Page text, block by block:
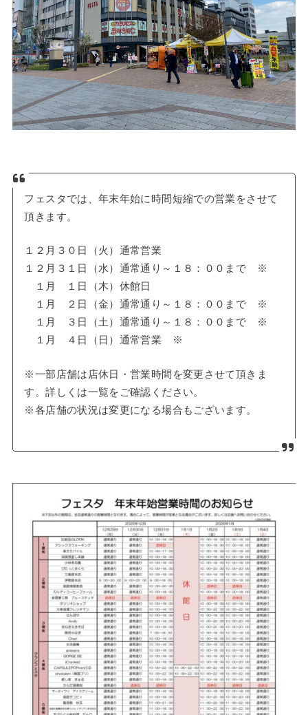
フェスタでは、年末年始に時間短縮での営業をさせて
頂きます。
１２月３０日（火）通常営業
１２月３１日（水）通常通り～１８：００まで ※
１月 １日（木）休館日
１月 ２日（金）通常通り～１８：００まで ※
１月 ３日（土）通常通り～１８：００まで ※
１月 ４日（日）通常営業 ※
※一部店舗は店休日・営業時間を変更させて頂きま
す。詳しくは一覧をご確認ください。
※各店舗の状況は変更になる場合もございます。